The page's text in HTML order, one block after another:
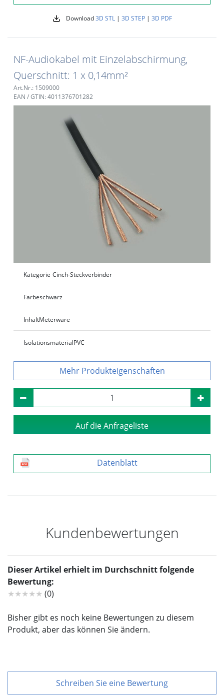
Download3D STL| 3D STEP| 3D PDF
NF-Audiokabel mit Einzelabschirmung,
Querschnitt: 1 x 0,14mm²
Art.Nr.: 1509000
EAN / GTIN: 4011376701282
Kategorie Cinch-Steckverbinder
Farbeschwarz
InhaltMeterware
IsolationsmaterialPVC
Produkteigenschaften
Auf die Anfrageliste
Datenblatt
Kundenbewertungen
Dieser Artikel erhielt im Durchschnitt folgende
Bewertung:
★★★★★ (0)
Bisher gibt es noch keine Bewertungen zu diesem
Produkt, aber das können Sie ändern.
Schreiben Sie eine Bewertung